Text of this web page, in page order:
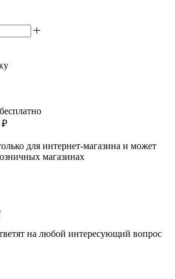
₽
для интернет-магазина и может
магазинах
на любой интересующий вопрос